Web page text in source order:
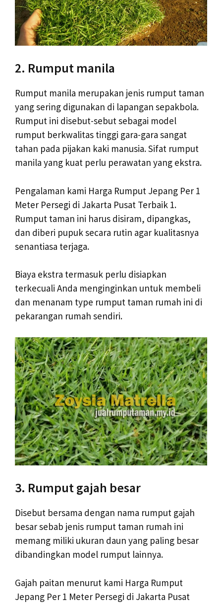
2. Rumput manila
Rumput manila merupakan jenis rumput taman
yang sering digunakan di lapangan sepakbola.
Rumput ini disebut-sebut sebagai model
rumput berkwalitas tinggi gara-gara sangat
tahan pada pijakan kaki manusia. Sifat rumput
manila yang kuat perlu perawatan yang ekstra.
Pengalaman kami Harga Rumput Jepang Per 1
Meter Persegi di Jakarta Pusat Terbaik 1.
Rumput taman ini harus disiram, dipangkas,
dan diberi pupuk secara rutin agar kualitasnya
senantiasa terjaga.
Biaya ekstra termasuk perlu disiapkan
terkecuali Anda menginginkan untuk membeli
dan menanam type rumput taman rumah ini di
pekarangan rumah sendiri.
3. Rumput gajah besar
Disebut bersama dengan nama rumput gajah
besar sebab jenis rumput taman rumah ini
memang miliki ukuran daun yang paling besar
dibandingkan model rumput lainnya.
Gajah paitan menurut kami Harga Rumput
Jepang Per 1 Meter Persegi di Jakarta Pusat